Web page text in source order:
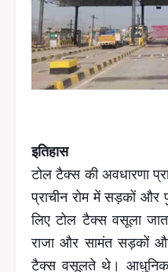
इतिहास
टोल टैक्स की अवधारणा
प्राचीन रोम में सड़कों और
लिए टोल टैक्स वसूला
राजा और सामंत सड़कों
टैक्स वसूलते थे। आधुनिक